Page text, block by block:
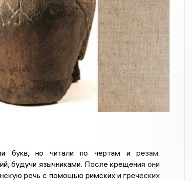
букв, но читали по чертам и резам,
будучи язычниками. После крещения они
речь с помощью римских и греческих